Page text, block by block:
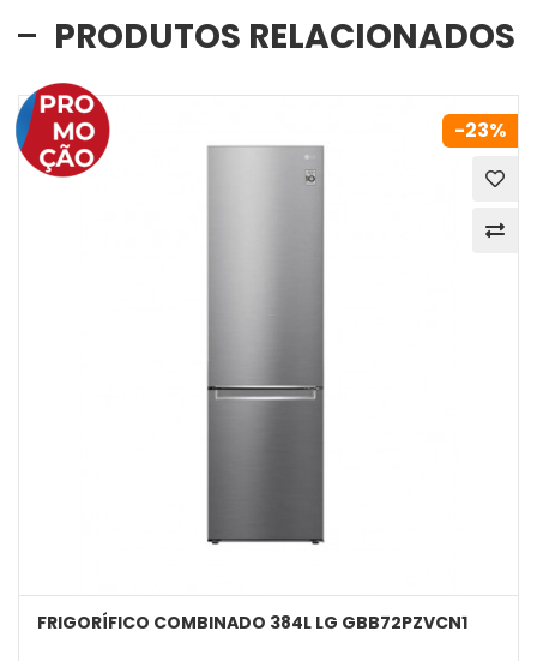
PRODUTOS RELACIONADOS
-23%
FRIGORÍFICO COMBINADO 384L LG GBB72PZVCN1